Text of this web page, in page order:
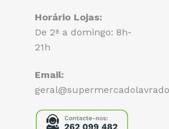
Horário Lojas:
De 2ª a domingo: 8h-
21h
Email: